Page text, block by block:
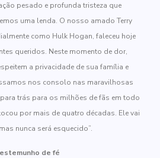
pesado e profunda tristeza que
uma lenda. O nosso amado Terry
como Hulk Hogan, faleceu hoje
queridos. Neste momento de dor,
a privacidade de sua família e
nos consolo nas maravilhosas
trás para os milhões de fãs em todo
por mais de quatro décadas. Ele vai
nunca será esquecido”.
de fé